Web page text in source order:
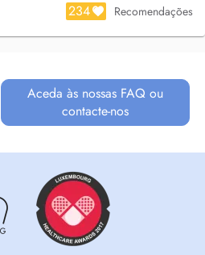
234 Recomendações
Aceda às nossas FAQ ou
contacte-nos